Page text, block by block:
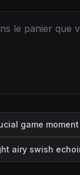
game moment
airy swish